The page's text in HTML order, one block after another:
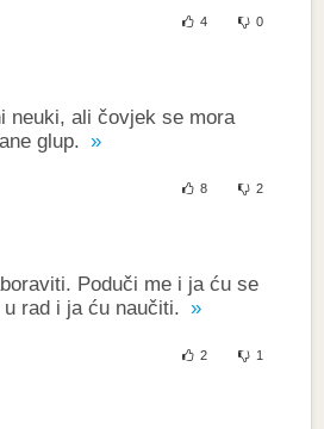
4 0
neuki, ali čovjek se mora
glup.
8 2
Poduči me i ja ću se
rad i ja ću naučiti.
2 1